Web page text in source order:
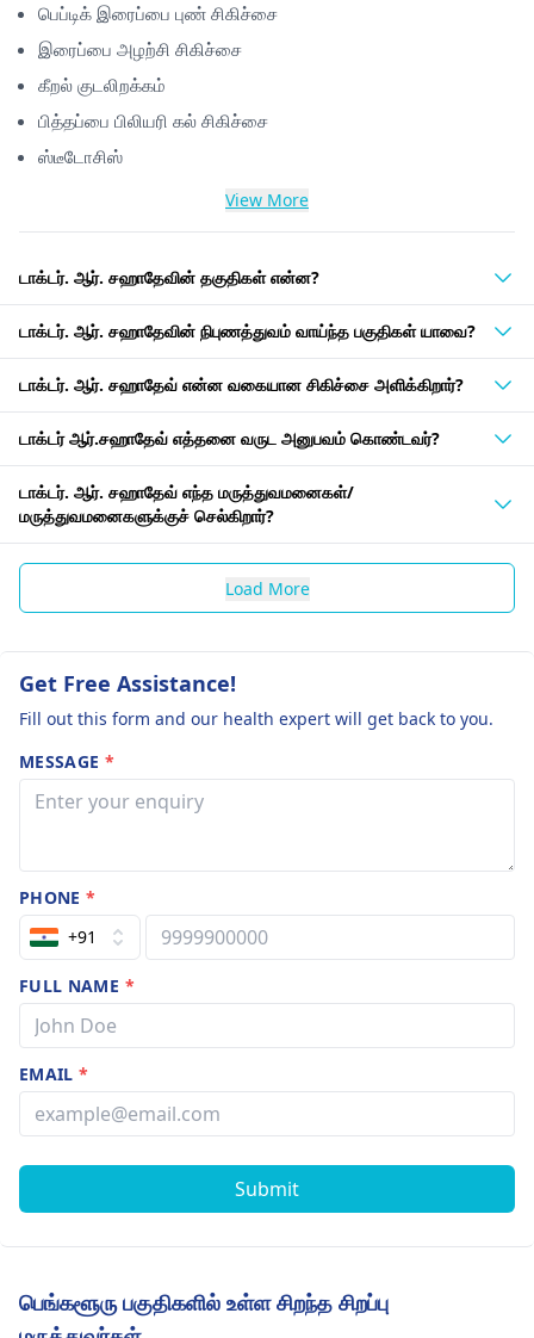
பெப்டிக் இரைப்பை புண் சிகிச்சை
இரைப்பை அழற்சி சிகிச்சை
கீறல் குடலிறக்கம்
பித்தப்பை பிலியரி கல் சிகிச்சை
ஸ்டீடோசிஸ்
View More
டாக்டர். ஆர். சஹாதேவின் தகுதிகள் என்ன?
டாக்டர். ஆர். சஹாதேவின் நிபுணத்துவம் வாய்ந்த பகுதிகள் யாவை?
டாக்டர். ஆர். சஹாதேவ் என்ன வகையான சிகிச்சை அளிக்கிறார்?
டாக்டர் ஆர்.சஹாதேவ் எத்தனை வருட அனுபவம் கொண்டவர்?
டாக்டர். ஆர். சஹாதேவ் எந்த மருத்துவமனைகள்/
மருத்துவமனைகளுக்குச் செல்கிறார்?
Load More
Get Free Assistance!
Fill out this form and our health expert will get back to you.
MESSAGE *
PHONE*
+91
FULL NAME *
EMAIL*
Submit
பெங்களூரு பகுதிகளில் உள்ள சிறந்த சிறப்பு